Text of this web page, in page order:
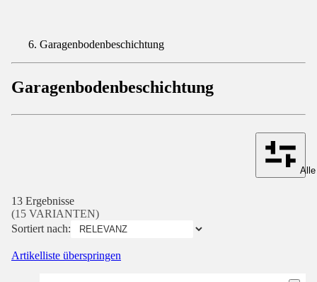
Garagenbodenbeschichtung
Garagenbodenbeschichtung
13 Ergebnisse
(15 VARIANTEN)
Sortiert nach:
Artikelliste überspringen